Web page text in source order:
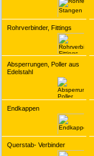
Rohrverbinder, Fittings
Absperrungen, Poller aus
Edelstahl
Endkappen
Querstab- Verbinder